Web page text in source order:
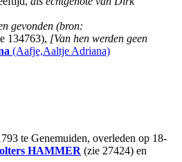
gevonden (bron:
134763), [Van hen werden geen
(Aafje,Aaltje Adriana)
te Genemuiden, overleden op 18-
HAMMER (zie 27424) en